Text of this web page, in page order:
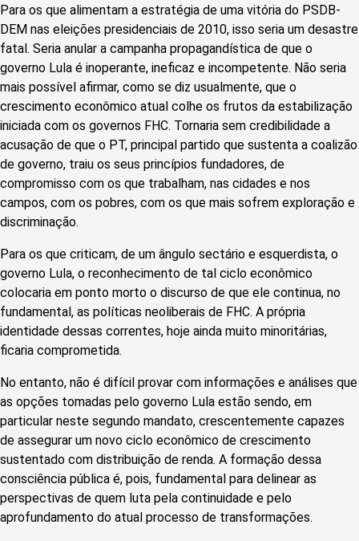
Para os que alimentam a estratégia de uma vitória do PSDB-
DEM nas eleições presidenciais de 2010, isso seria um desastre
fatal. Seria anular a campanha propagandística de que o
governo Lula é inoperante, ineficaz e incompetente. Não seria
mais possível afirmar, como se diz usualmente, que o
crescimento econômico atual colhe os frutos da estabilização
iniciada com os governos FHC. Tornaria sem credibilidade a
acusação de que o PT, principal partido que sustenta a coalizão
de governo, traiu os seus princípios fundadores, de
compromisso com os que trabalham, nas cidades e nos
campos, com os pobres, com os que mais sofrem exploração e
discriminação.
Para os que criticam, de um ângulo sectário e esquerdista, o
governo Lula, o reconhecimento de tal ciclo econômico
colocaria em ponto morto o discurso de que ele continua, no
fundamental, as políticas neoliberais de FHC. A própria
identidade dessas correntes, hoje ainda muito minoritárias,
ficaria comprometida.
No entanto, não é difícil provar com informações e análises que
as opções tomadas pelo governo Lula estão sendo, em
particular neste segundo mandato, crescentemente capazes
de assegurar um novo ciclo econômico de crescimento
sustentado com distribuição de renda. A formação dessa
consciência pública é, pois, fundamental para delinear as
perspectivas de quem luta pela continuidade e pelo
aprofundamento do atual processo de transformações.